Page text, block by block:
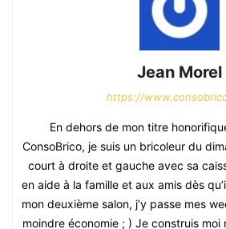
Jean Morel
https://
En dehors de mon titre
ConsoBrico, je suis un bricoleur du
court à droite et gauche avec sa
en aide à la famille et aux amis dès
mon deuxième salon, j’y passe mes
moindre économie ; ) Je construis moi